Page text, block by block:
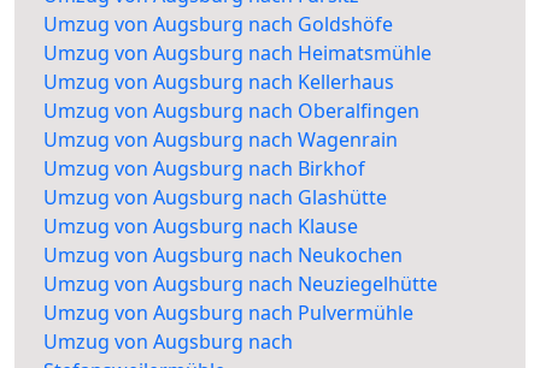
Umzug von Augsburg nach Goldshöfe
Umzug von Augsburg nach Heimatsmühle
Umzug von Augsburg nach Kellerhaus
Umzug von Augsburg nach Oberalfingen
Umzug von Augsburg nach Wagenrain
Umzug von Augsburg nach Birkhof
Umzug von Augsburg nach Glashütte
Umzug von Augsburg nach Klause
Umzug von Augsburg nach Neukochen
Umzug von Augsburg nach Neuziegelhütte
Umzug von Augsburg nach Pulvermühle
Umzug von Augsburg nach